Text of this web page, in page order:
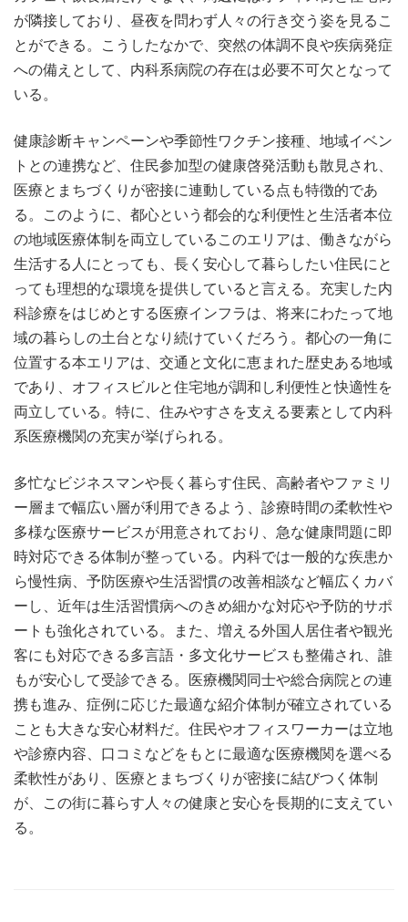
が隣接しており、昼夜を問わず人々の行き交う姿を見るこ
とができる。こうしたなかで、突然の体調不良や疾病発症
への備えとして、内科系病院の存在は必要不可欠となって
いる。
健康診断キャンペーンや季節性ワクチン接種、地域イベン
トとの連携など、住民参加型の健康啓発活動も散見され、
医療とまちづくりが密接に連動している点も特徴的であ
る。このように、都心という都会的な利便性と生活者本位
の地域医療体制を両立しているこのエリアは、働きながら
生活する人にとっても、長く安心して暮らしたい住民にと
っても理想的な環境を提供していると言える。充実した内
科診療をはじめとする医療インフラは、将来にわたって地
域の暮らしの土台となり続けていくだろう。都心の一角に
位置する本エリアは、交通と文化に恵まれた歴史ある地域
であり、オフィスビルと住宅地が調和し利便性と快適性を
両立している。特に、住みやすさを支える要素として内科
系医療機関の充実が挙げられる。
多忙なビジネスマンや長く暮らす住民、高齢者やファミリ
ー層まで幅広い層が利用できるよう、診療時間の柔軟性や
多様な医療サービスが用意されており、急な健康問題に即
時対応できる体制が整っている。内科では一般的な疾患か
ら慢性病、予防医療や生活習慣の改善相談など幅広くカバ
ーし、近年は生活習慣病へのきめ細かな対応や予防的サポ
ートも強化されている。また、増える外国人居住者や観光
客にも対応できる多言語・多文化サービスも整備され、誰
もが安心して受診できる。医療機関同士や総合病院との連
携も進み、症例に応じた最適な紹介体制が確立されている
ことも大きな安心材料だ。住民やオフィスワーカーは立地
や診療内容、口コミなどをもとに最適な医療機関を選べる
柔軟性があり、医療とまちづくりが密接に結びつく体制
が、この街に暮らす人々の健康と安心を長期的に支えてい
る。